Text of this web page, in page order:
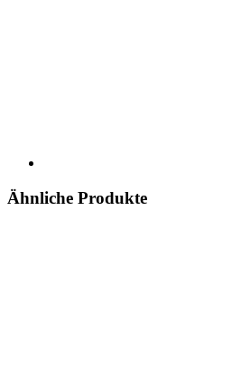
Ähnliche Produkte